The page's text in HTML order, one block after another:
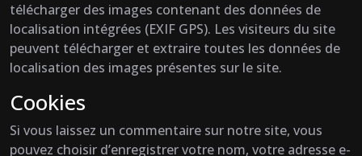
télécharger des images contenant des données de
localisation intégrées (EXIF GPS). Les visiteurs du site
peuvent télécharger et extraire toutes les données de
localisation des images présentes sur le site.
Cookies
Si vous laissez un commentaire sur notre site, vous
pouvez choisir d’enregistrer votre nom, votre adresse e-